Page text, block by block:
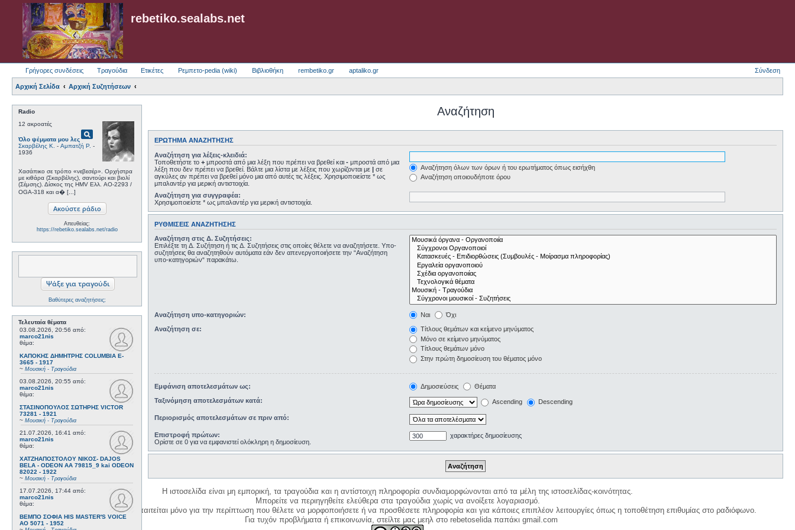
rebetiko.sealabs.net
Γρήγορες συνδέσεις Τραγούδια Ετικέτες Ρεμπετο-pedia (wiki) Βιβλιοθήκη rembetiko.gr aptaliko.gr Σύνδεση
Αρχική Σελίδα Αρχική Συζητήσεων
Radio
12 ακροατές
Όλο ψέμματα μου λεςpageview
Σκαρβέλης Κ. - Αμπατζή Ρ. -
1936
Χασάπικο σε τρόπο «νεβεσέρ». Ορχήστρα
με κιθάρα (Σκαρβέλης), σαντούρι και βιολί
(Σέμσης). Δίσκος της HMV Ελλ. AO-2293 /
OGA-318 και α� [...]
Απευθείας:
https://rebetiko.sealabs.net/radio
Βαθύτερες αναζητήσεις;
Τελευταία θέματα
03.08.2026, 20:56 από:
marco21nis
θέμα:
ΚΑΠΟΚΗΣ ΔΗΜΗΤΡΗΣ COLUMBIA E-
3665 - 1917
~ Μουσική - Τραγούδια
03.08.2026, 20:55 από:
marco21nis
θέμα:
ΣΤΑΣΙΝΟΠΟΥΛΟΣ ΣΩΤΗΡΗΣ VICTOR
73281 - 1921
~ Μουσική - Τραγούδια
21.07.2026, 16:41 από:
marco21nis
θέμα:
ΧΑΤΖΗΑΠΟΣΤΟΛΟΥ ΝΙΚΟΣ- DAJOS
BELA - ODEON AA 79815_9 kai ODEON
82022 - 1922
~ Μουσική - Τραγούδια
17.07.2026, 17:44 από:
marco21nis
θέμα:
ΒΕΜΠΟ ΣΟΦΙΑ HIS MASTER'S VOICE
AO 5071 - 1952
Αναζήτηση
ΕΡΏΤΗΜΑ ΑΝΑΖΉΤΗΣΗΣ
Αναζήτηση για λέξεις-κλειδιά:
Τοποθετήστε το + μπροστά από μια λέξη που πρέπει να βρεθεί και - μπροστά από μια
λέξη που δεν πρέπει να βρεθεί. Βάλτε μια λίστα με λέξεις που χωρίζονται με | σε
αγκύλες αν πρέπει να βρεθεί μόνο μια από αυτές τις λέξεις. Χρησιμοποιείστε * ως
μπαλαντέρ για μερική αντιστοιχία.
Αναζήτηση όλων των όρων ή του ερωτήματος όπως εισήχθη
Αναζήτηση οποιουδήποτε όρου
Αναζήτηση για συγγραφέα:
Χρησιμοποιείστε * ως μπαλαντέρ για μερική αντιστοιχία.
ΡΥΘΜΊΣΕΙΣ ΑΝΑΖΉΤΗΣΗΣ
Αναζήτηση στις Δ. Συζητήσεις:
Επιλέξτε τη Δ. Συζήτηση ή τις Δ. Συζητήσεις στις οποίες θέλετε να αναζητήσετε. Υπο-
συζητήσεις θα αναζητηθούν αυτόματα εάν δεν απενεργοποιήσετε την “Αναζήτηση
υπο-κατηγοριών“ παρακάτω.
Αναζήτηση υπο-κατηγοριών: Ναι Όχι
Αναζήτηση σε:
Τίτλους θεμάτων και κείμενο μηνύματος
Μόνο σε κείμενο μηνύματος
Τίτλους θεμάτων μόνο
Στην πρώτη δημοσίευση του θέματος μόνο
Εμφάνιση αποτελεσμάτων ως: Δημοσιεύσεις Θέματα
Ταξινόμηση αποτελεσμάτων κατά: Ascending Descending
Περιορισμός αποτελεσμάτων σε πριν από:
Επιστροφή πρώτων:
Ορίστε σε 0 για να εμφανιστεί ολόκληρη η δημοσίευση.
χαρακτήρες δημοσίευσης
Η ιστοσελίδα είναι μη εμπορική, τα τραγούδια και η αντίστοιχη πληροφορία συνδιαμορφώνονται από τα μέλη της ιστοσελίδας-κοινότητας.
Μπορείτε να περιηγηθείτε ελεύθερα στα τραγούδια χωρίς να ανοίξετε λογαριασμό.
Η δημιουργία λογαριασμού απαιτείται μόνο για την περίπτωση που θέλετε να μορφοποιήσετε ή να προσθέσετε πληροφορία και για κάποιες επιπλέον λειτουργίες όπως η τοποθέτηση επιθυμίας στο ραδιόφωνο.
Για τυχόν προβλήματα ή επικοινωνία, στείλτε μας μεηλ στο rebetoselida παπάκι gmail.com